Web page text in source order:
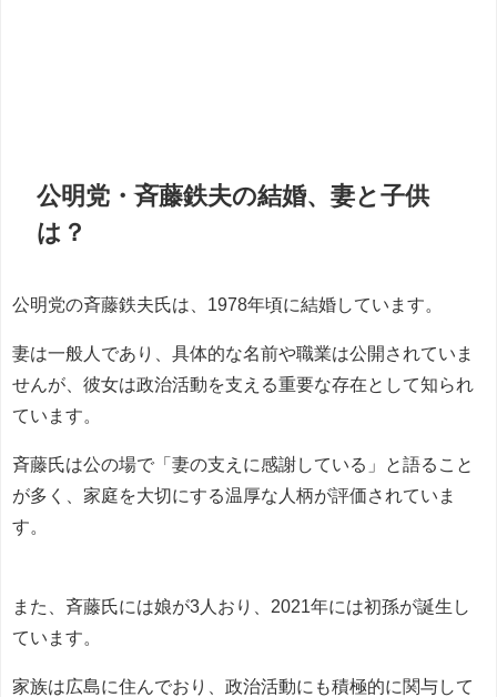
公明党・斉藤鉄夫の結婚、妻と子供
は？
公明党の斉藤鉄夫氏は、1978年頃に結婚しています。
妻は一般人であり、具体的な名前や職業は公開されていま
せんが、彼女は政治活動を支える重要な存在として知られ
ています。
斉藤氏は公の場で「妻の支えに感謝している」と語ること
が多く、家庭を大切にする温厚な人柄が評価されていま
す。
また、斉藤氏には娘が3人おり、2021年には初孫が誕生し
ています。
家族は広島に住んでおり、政治活動にも積極的に関与して